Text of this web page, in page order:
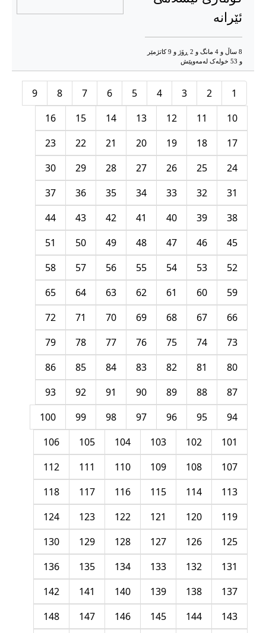
ئێرانە
8 ساڵ و 4 مانگ و 2 ڕۆژ و 9 کاتژمێر
و 53 خوله‌ک له‌مه‌وپێش‌
1
2
3
4
5
6
7
8
9
10
11
12
13
14
15
16
17
18
19
20
21
22
23
24
25
26
27
28
29
30
31
32
33
34
35
36
37
38
39
40
41
42
43
44
45
46
47
48
49
50
51
52
53
54
55
56
57
58
59
60
61
62
63
64
65
66
67
68
69
70
71
72
73
74
75
76
77
78
79
80
81
82
83
84
85
86
87
88
89
90
91
92
93
94
95
96
97
98
99
100
101
102
103
104
105
106
107
108
109
110
111
112
113
114
115
116
117
118
119
120
121
122
123
124
125
126
127
128
129
130
131
132
133
134
135
136
137
138
139
140
141
142
143
144
145
146
147
148